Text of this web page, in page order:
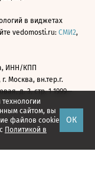
сайтом, вы
файлов cookie
Политикой в
ОК
в виджетах
vedomosti.ru: СМИ2,
ИНН/КПП
г. Москва, вн.тер.г.
д. 3, стр. 1 1999—